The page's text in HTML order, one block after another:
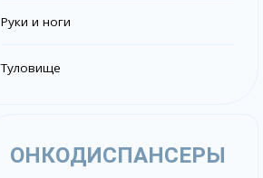
Руки и ноги
Туловище
ОНКОДИСПАНСЕРЫ